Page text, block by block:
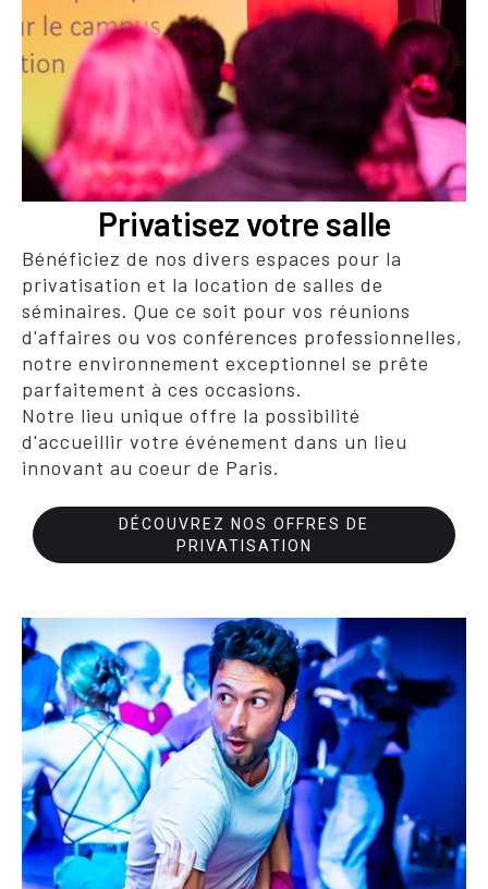
Privatisez votre salle
Bénéficiez de nos divers espaces pour la
privatisation et la location de salles de
séminaires. Que ce soit pour vos réunions
d'affaires ou vos conférences professionnelles,
notre environnement exceptionnel se prête
parfaitement à ces occasions.
Notre lieu unique offre la possibilité
d'accueillir votre événement dans un lieu
innovant au coeur de Paris.
DÉCOUVREZ NOS OFFRES DE
PRIVATISATION